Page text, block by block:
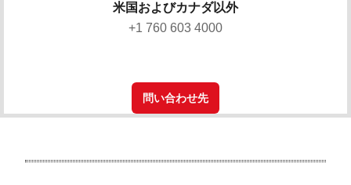
米国およびカナダ以外
+1 760 603 4000
問い合わせ先